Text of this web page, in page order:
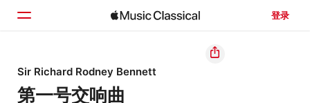
登录
主页
浏览
Sir Richard Rodney Bennett
第一号交响曲